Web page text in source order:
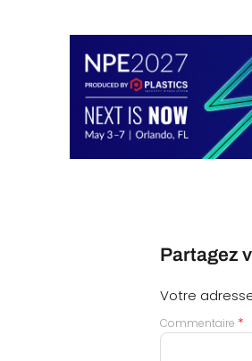
Partagez
Votre
Commentaire *